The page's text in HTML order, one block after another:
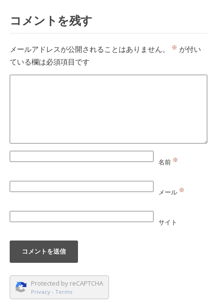
コメントを残す
メールアドレスが公開されることはありません。 ※ が付い
ている欄は必須項目です
名前 ※
メール ※
サイト
Protected by reCAPTCHA
Privacy - Terms